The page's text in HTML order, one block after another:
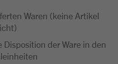
Waren (keine Artikel
Disposition der Ware in den